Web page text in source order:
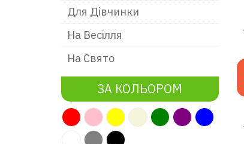
Для Дівчинки
На Весілля
На Свято
ЗА КОЛЬОРОМ